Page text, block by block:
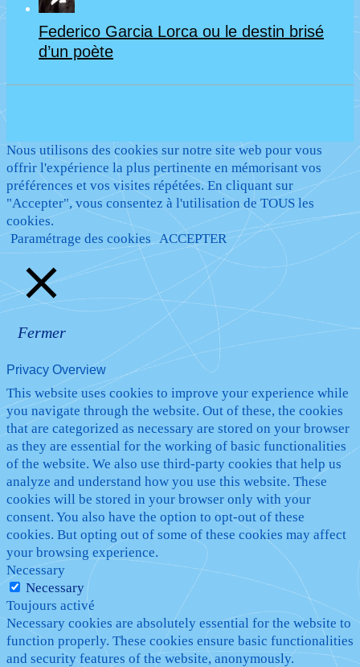
Federico Garcia Lorca ou le destin brisé
d’un poète
Nous utilisons des cookies sur notre site web pour vous
offrir l'expérience la plus pertinente en mémorisant vos
préférences et vos visites répétées. En cliquant sur
"Accepter", vous consentez à l'utilisation de TOUS les
cookies.
Paramétrage des cookies ACCEPTER
Fermer
Privacy Overview
This website uses cookies to improve your experience while
you navigate through the website. Out of these, the cookies
that are categorized as necessary are stored on your browser
as they are essential for the working of basic functionalities
of the website. We also use third-party cookies that help us
analyze and understand how you use this website. These
cookies will be stored in your browser only with your
consent. You also have the option to opt-out of these
cookies. But opting out of some of these cookies may affect
your browsing experience.
Necessary
Necessary
Toujours activé
Necessary cookies are absolutely essential for the website to
function properly. These cookies ensure basic functionalities
and security features of the website, anonymously.